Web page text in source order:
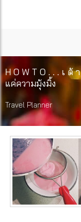
H O W T O . . . เ
แค่ความมุ้งมิ้ง
Travel Planner